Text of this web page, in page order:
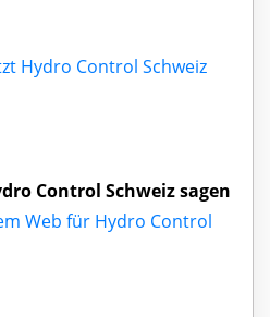
Hydro Control Schweiz
Control Schweiz sagen
Web für Hydro Control